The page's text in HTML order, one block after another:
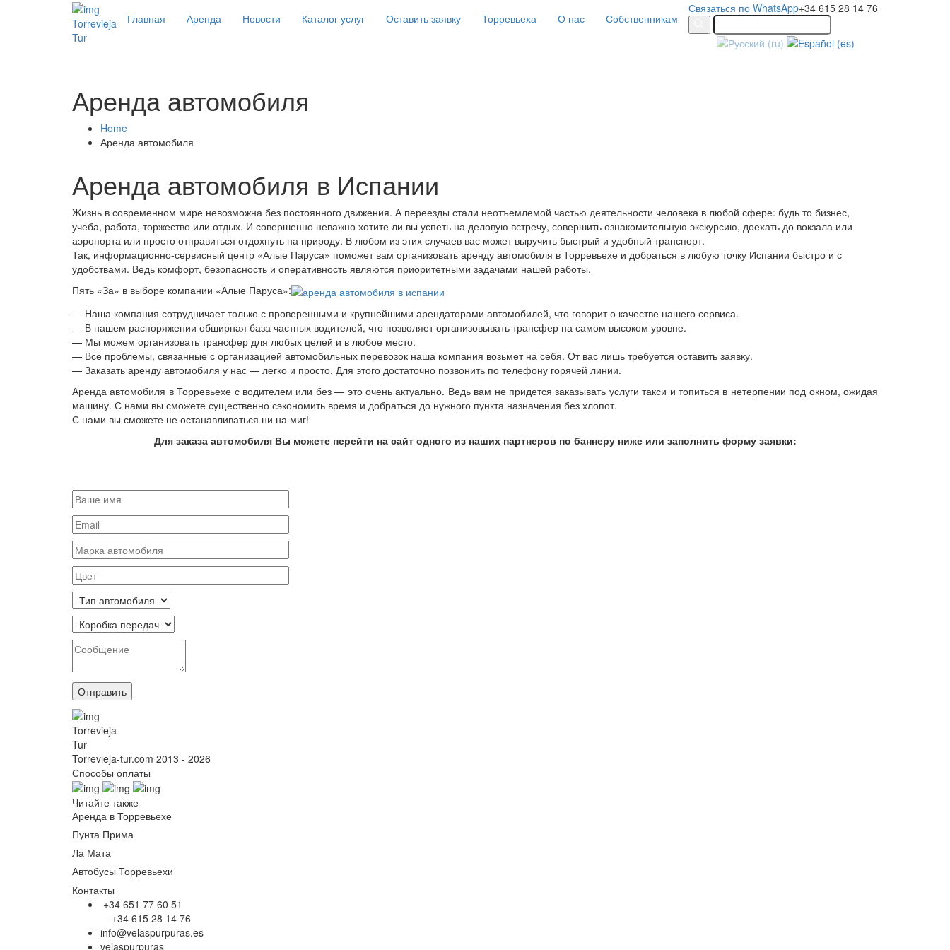
Torrevieja
Tur
Главная Аренда Новости Каталог услуг Оставить заявку Торревьеха О нас Собственникам
Связаться по WhatsApp+34 615 28 14 76
Аренда автомобиля
Home
Аренда автомобиля
Аренда автомобиля в Испании
Жизнь в современном мире невозможна без постоянного движения. А переезды стали неотъемлемой частью деятельности человека в любой сфере: будь то бизнес,
учеба, работа, торжество или отдых. И совершенно неважно хотите ли вы успеть на деловую встречу, совершить ознакомительную экскурсию, доехать до вокзала или
аэропорта или просто отправиться отдохнуть на природу. В любом из этих случаев вас может выручить быстрый и удобный транспорт.
Так, информационно-сервисный центр «Алые Паруса» поможет вам организовать аренду автомобиля в Торревьехе и добраться в любую точку Испании быстро и с
удобствами. Ведь комфорт, безопасность и оперативность являются приоритетными задачами нашей работы.
Пять «За» в выборе компании «Алые Паруса»:
— Наша компания сотрудничает только с проверенными и крупнейшими арендаторами автомобилей, что говорит о качестве нашего сервиса.
— В нашем распоряжении обширная база частных водителей, что позволяет организовывать трансфер на самом высоком уровне.
— Мы можем организовать трансфер для любых целей и в любое место.
— Все проблемы, связанные с организацией автомобильных перевозок наша компания возьмет на себя. От вас лишь требуется оставить заявку.
— Заказать аренду автомобиля у нас — легко и просто. Для этого достаточно позвонить по телефону горячей линии.
Аренда автомобиля в Торревьехе с водителем или без — это очень актуально. Ведь вам не придется заказывать услуги такси и топиться в нетерпении под окном, ожидая
машину. С нами вы сможете существенно сэкономить время и добраться до нужного пункта назначения без хлопот.
С нами вы сможете не останавливаться ни на миг!
Для заказа автомобиля Вы можете перейти на сайт одного изнаших партнеров по баннеру ниже или заполнить форму заявки:
Отправить
Torrevieja
Tur
Torrevieja-tur.com 2013 - 2026
Способы оплаты
Читайте также
Аренда в Торревьехе
Пунта Прима
Ла Мата
Автобусы Торревьехи
Контакты
+34 651 77 60 51
+34 615 28 14 76
info@velaspurpuras.es
velaspurpuras